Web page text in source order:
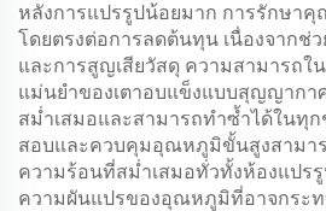
หลังการแปรรูปน้อยมาก การรักษา
โดยตรงต่อการลดต้นทุน เนื่องจากช่
และการสูญเสียวัสดุ ความสามารถใ
แม่นยำของเตาอบแข็งแบบสุญญากา
สม่ำเสมอและสามารถทำซ้ำได้ในทุ
สอบและควบคุมอุณหภูมิขั้นสูงสามา
ความร้อนที่สม่ำเสมอทั่วทั้งห้องแปร
ความผันแปรของอุณหภูมิที่อาจกระ